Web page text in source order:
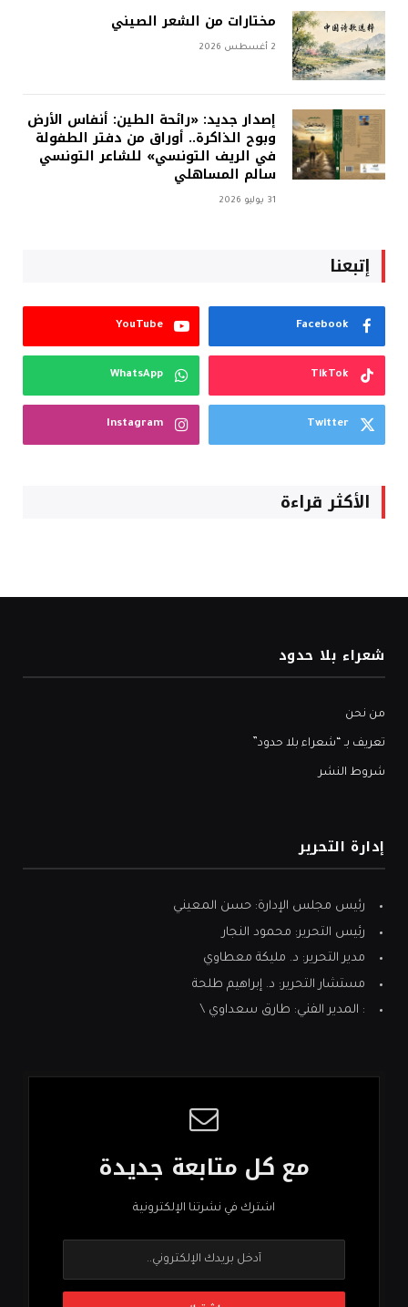
مختارات من الشعر الصيني
2 أغسطس 2026
إصدار جديد: «رائحة الطين: أنفاس الأرض
وبوح الذاكرة.. أوراق من دفتر الطفولة
في الريف التونسي» للشاعر التونسي
سالم المساهلي
31 يوليو 2026
إتبعنا
Facebook
YouTube
TikTok
WhatsApp
Twitter
Instagram
الأكثر قراءة
شعراء بلا حدود
من نحن
تعريف بـ “شعراء بلا حدود”
شروط النشر
إدارة التحرير
رئيس مجلس الإدارة: حسن المعيني
رئيس التحرير: محمود النجار
مدير التحرير: د. مليكة معطاوي
مستشار التحرير: د. إبراهيم طلحة
: المدير الفني: طارق سعداوي \
مع كل متابعة جديدة
اشترك في نشرتنا الإلكترونية